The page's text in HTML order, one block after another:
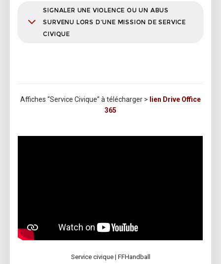
SIGNALER UNE VIOLENCE OU UN ABUS
SURVENU LORS D’UNE MISSION DE SERVICE
CIVIQUE
Affiches “Service Civique” à télécharger > lien Drive Office
365
Service civique | FFHandball